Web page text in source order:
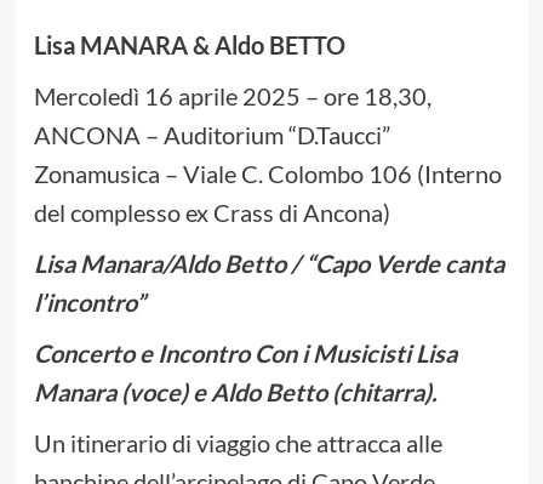
Lisa MANARA & Aldo BETTO
Mercoledì 16 aprile 2025 – ore 18,30,
ANCONA – Auditorium “D.Taucci”
Zonamusica – Viale C. Colombo 106 (Interno
del complesso ex Crass di Ancona)
Lisa Manara/Aldo Betto / “Capo Verde canta
l’incontro”
Concerto e Incontro Con i Musicisti Lisa
Manara (voce) e Aldo Betto (chitarra).
Un itinerario di viaggio che attracca alle